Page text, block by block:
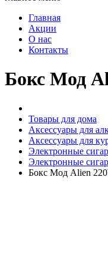
Главная
Акции
О нас
Контакты
Бокс Мод
Товары для дома
Аксессуары для
Аксессуары для
Электронные
Электронные
Бокс Мод Alien